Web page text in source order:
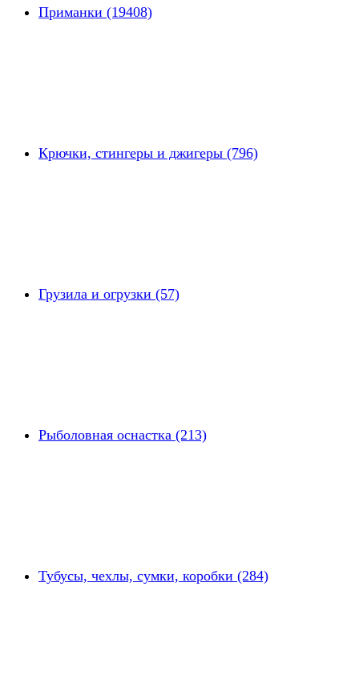
Приманки (19408)
Крючки, стингеры и джигеры (796)
Грузила и огрузки (57)
Рыболовная оснастка (213)
Тубусы, чехлы, сумки, коробки (284)